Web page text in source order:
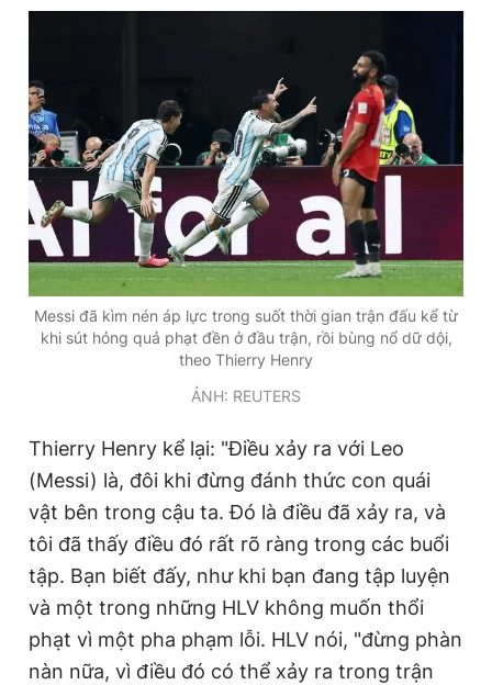
Chính sách bảo
Tổng biên tập: Nguyễn Ngọc Toàn
Phó tổng biên tập thường trực: Hải Thành
Phó tổng biên tập: Lâm Hiếu Dũng
Phó tổng biên tập: Trần Việt Hưng
Tổng thư ký tòa soạn: Đức Trung
Giấy phép xuất bản số 110/GP - BTTTT cấp ngày 24.3.2020
© 2003-2026 Bản quyền thuộc về Báo Thanh Niên. Cấm sao
chép dưới mọi hình thức nếu không có sự chấp thuận bằng văn
bản. Phát triển bởi ePi Technologies, JSC.
Messi đã kìm nén áp lực trong suốt thời gian trận đấu kể từ
khi sút hỏng quả phạt đền ở đầu trận, rồi bùng nổ dữ dội,
theo Thierry Henry
ẢNH: REUTERS
Thierry Henry kể lại: "Điều xảy ra với Leo
(Messi) là, đôi khi đừng đánh thức con quái
vật bên trong cậu ta. Đó là điều đã xảy ra, và
tôi đã thấy điều đó rất rõ ràng trong các buổi
tập. Bạn biết đấy, như khi bạn đang tập luyện
và một trong những HLV không muốn thổi
phạt vì một pha phạm lỗi. HLV nói, "đừng phàn
nàn nữa, vì điều đó có thể xảy ra trong trận